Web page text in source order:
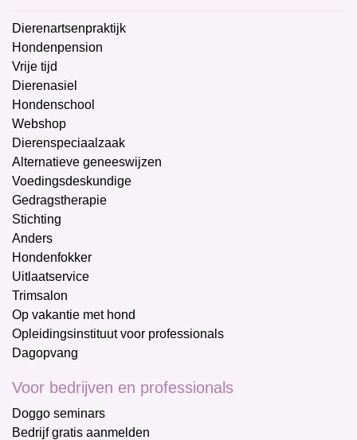
Dierenartsenpraktijk
Hondenpension
Vrije tijd
Dierenasiel
Hondenschool
Webshop
Dierenspeciaalzaak
Alternatieve geneeswijzen
Voedingsdeskundige
Gedragstherapie
Stichting
Anders
Hondenfokker
Uitlaatservice
Trimsalon
Op vakantie met hond
Opleidingsinstituut voor professionals
Dagopvang
Voor bedrijven en professionals
Doggo seminars
Bedrijf gratis aanmelden